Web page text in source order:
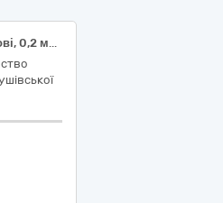
Пробірка для забору капілярної крові, 0,2 мл, ЕДТА К3, бузкова кришка, без капіляру